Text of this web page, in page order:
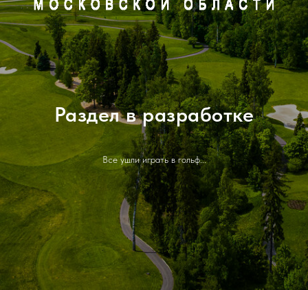
Раздел в разработке
Все ушли играть в гольф...